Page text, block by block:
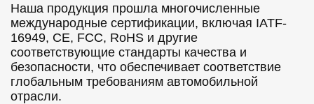
Наша продукция прошла многочисленные
международные сертификации, включая IATF-
16949, CE, FCC, RoHS и другие
соответствующие стандарты качества и
безопасности, что обеспечивает соответствие
глобальным требованиям автомобильной
отрасли.